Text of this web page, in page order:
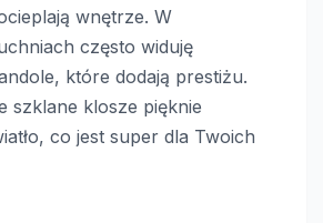
wnętrze. W
często widuję
które dodają prestiżu.
szklane klosze pięknie
co jest super dla Twoich